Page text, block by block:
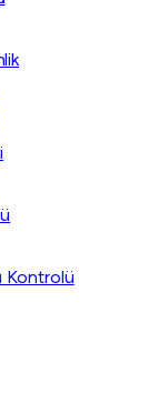
Kontrolü